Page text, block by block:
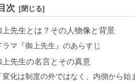
次
上先生とは？その人物像と背景
ラマ『御上先生』のあらすじ
上先生の名言とその真意
変化は制度の外ではなく、内側から始